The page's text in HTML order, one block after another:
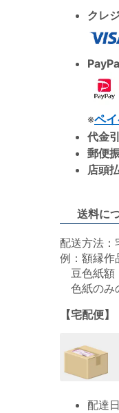
クレ
※ペ
代金
郵便
店頭
送料に
配送方法：
例：額縁
豆色紙額
色紙のみ
【宅配便】
配達